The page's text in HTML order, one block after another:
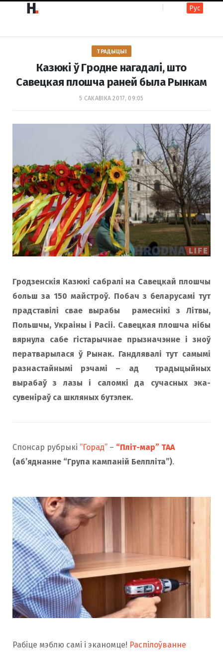
b
o
t
a
r
Рус
ТРАДЫЦЫІ
Казюкі ў Гродне нагадалі, што
Савецкая плошча раней была Рынкам
5 САКАВІКА 2017, 09:05
Гродзенскія Казюкі сабралі на Савецкай плошчы
больш за 150 майстроў. Побач з беларусамі тут
прадставілі свае вырабы рамеснікі з Літвы,
Польшчы, Украіны і Расіі. Савецкая плошча нібы
вярнула сабе гістарычнае прызначэнне і зноў
ператварылася ў Рынак. Гандлявалі тут самымі
разнастайнымі рэчамі – ад традыцыйных
вырабаў з лазы і саломкі да сучасных эка-
сувеніраў са шкляных бутэлек.
Спонсар рубрыкі “Горад” – “Пліт-мар” ТАА
(аб’яднанне “Група кампаній Белпліта”).
Рабіце мэблю самі і эканомце! Распілоўванне